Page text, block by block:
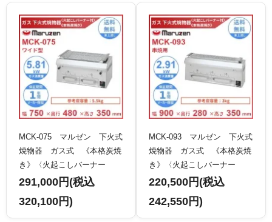
MCK-075 マルゼン 下火式
焼物器 ガス式 《本格炭焼
き》〈火起こしバーナー
付〉 ワイド型 クリーブラ
291,000円(税込
320,100円)
MCK-093 マルゼン 下火式
焼物器 ガス式 《本格炭焼
き》〈火起こしバーナー
付〉 串焼用 クリーブラン
220,500円(税込
242,550円)